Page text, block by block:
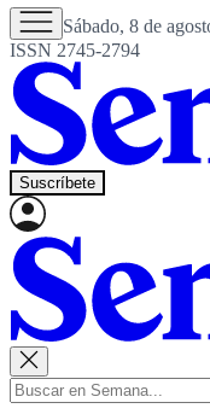
Sábado, 8 de
ISSN 2745-2794
Suscríbete